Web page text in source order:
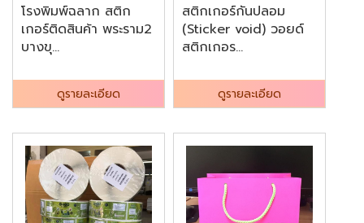
โรงพิมพ์ฉลาก สติก
เกอร์ติดสินค้า พระราม2
บางขุ...
ดูรายละเอียด
สติกเกอร์กันปลอม
(Sticker void) วอยด์
สติกเกอร...
ดูรายละเอียด